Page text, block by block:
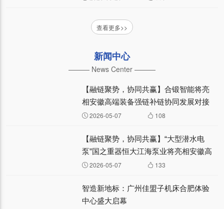
查看更多>>
新闻中心
——— News Center ———
【融链聚势，协同共赢】合锻智能将亮
相安徽高端装备强链补链协同发展对接
会—— 企业风采⑧
2026-05-07 108
【融链聚势，协同共赢】“大型潜水电
泵”国之重器恒大江海泵业将亮相安徽高
端装备强链补链协同发展对接会—— 企
2026-05-07 133
智造新地标：广州佳盟子机床合肥体验
中心盛大启幕